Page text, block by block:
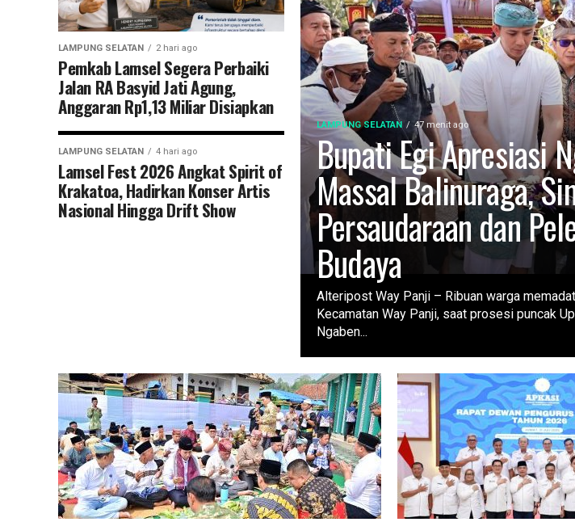
LAMPUNG SELATAN 47 menit ago
Bupati Egi Apresiasi
Massal Balinuraga,
Persaudaraan dan
Budaya
Alteripost Way Panji – Ribuan warga
Kecamatan Way Panji, saat prosesi puncak
Ngaben...
LAMPUNG SELATAN 2 hari ago
Pemkab Lamsel Segera Perbaiki
Jalan RA Basyid Jati Agung,
Anggaran Rp1,13 Miliar Disiapkan
LAMPUNG SELATAN 4 hari ago
Lamsel Fest 2026 Angkat Spirit of
Krakatoa, Hadirkan Konser Artis
Nasional Hingga Drift Show